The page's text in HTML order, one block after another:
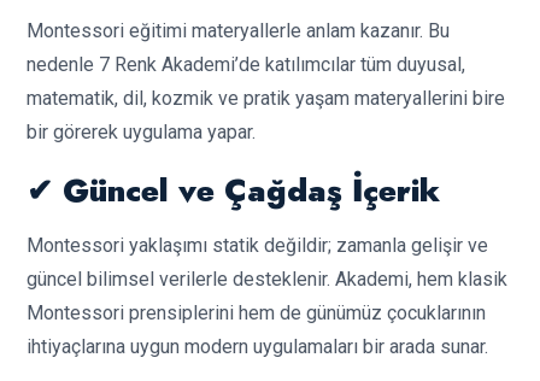
Montessori eğitimi materyallerle anlam kazanır. Bu
nedenle 7 Renk Akademi’de katılımcılar tüm duyusal,
matematik, dil, kozmik ve pratik yaşam materyallerini bire
bir görerek uygulama yapar.
✔ Güncel ve Çağdaş İçerik
Montessori yaklaşımı statik değildir; zamanla gelişir ve
güncel bilimsel verilerle desteklenir. Akademi, hem klasik
Montessori prensiplerini hem de günümüz çocuklarının
ihtiyaçlarına uygun modern uygulamaları bir arada sunar.